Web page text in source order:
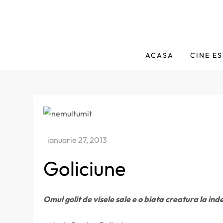
ACASA CINE
Goliciune
Omul golit de visele sale e o biata creatura la